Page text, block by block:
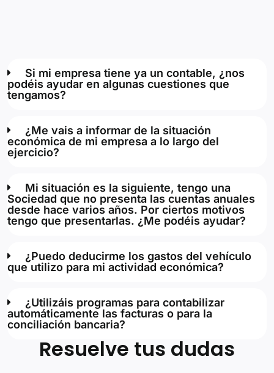
Resuelve tus dudas
Si mi empresa tiene ya un contable, ¿nos
podéis ayudar en algunas cuestiones que
tengamos?
¿Me vais a informar de la situación
económica de mi empresa a lo largo del
ejercicio?
Mi situación es la siguiente, tengo una
Sociedad que no presenta las cuentas anuales
desde hace varios años. Por ciertos motivos
tengo que presentarlas. ¿Me podéis ayudar?
¿Puedo deducirme los gastos del vehículo
que utilizo para mi actividad económica?
¿Utilizáis programas para contabilizar
automáticamente las facturas o para la
conciliación bancaria?